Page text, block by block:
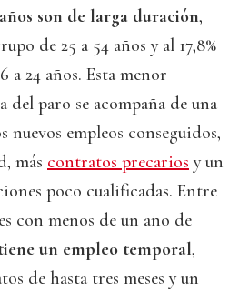
son de larga duración,
de 25 a 54 años y al 17,8%
a 24 años. Esta menor
paro se acompaña de una
empleos conseguidos,
más contratos precarios y un
poco cualificadas. Entre
con menos de un año de
un empleo temporal,
de hasta tres meses y un